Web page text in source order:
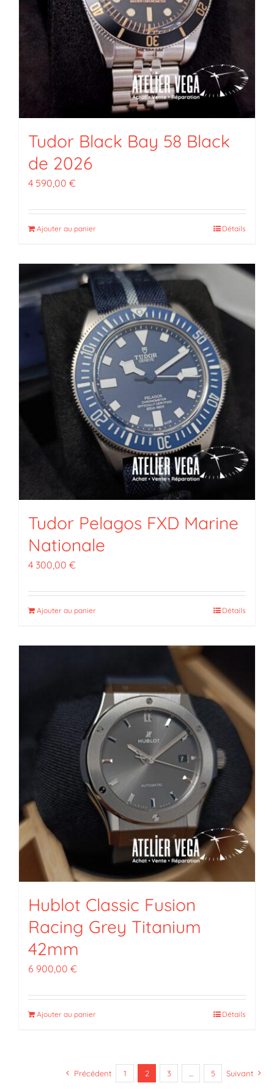
Tudor Black Bay 58 Black
de 2026
4 590,00 €
Ajouter au panier Détails
Tudor Pelagos FXD Marine
Nationale
4 300,00 €
Ajouter au panier Détails
Hublot Classic Fusion
Racing Grey Titanium
42mm
6 900,00 €
Ajouter au panier Détails
Précédent 1 2 3 … 5 Suivant